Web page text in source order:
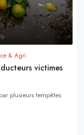
& Agri
victimes
plusieurs tempêtes